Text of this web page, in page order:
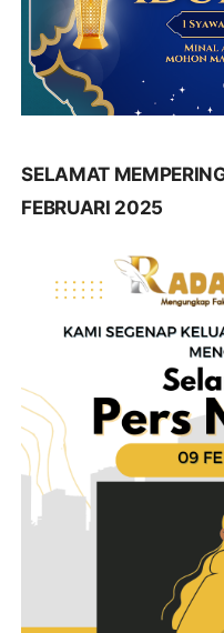
SELAMAT
FEBRUARI 2025